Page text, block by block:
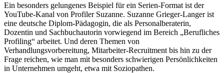
Ein besonders gelungenes Beispiel für ein Serien-Format ist der
YouTube-Kanal von Profiler Suzanne. Suzanne Grieger-Langer ist
eine deutsche Diplom-Pädagogin, die als Personalberaterin,
Dozentin und Sachbuchautorin vorwiegend im Bereich „Berufliches
Profiling“ arbeitet. Und deren Themen von
Verhandlungsvorbereitung, Mitarbeiter-Recruitment bis hin zu der
Frage reichen, wie man mit besonders schwierigen Persönlichkeiten
in Unternehmen umgeht, etwa mit Soziopathen.